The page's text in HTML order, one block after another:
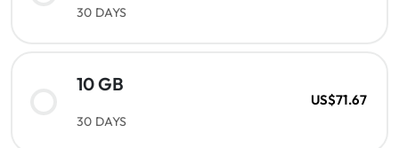
30 DAYS
10 GB
30 DAYS
US$71.67